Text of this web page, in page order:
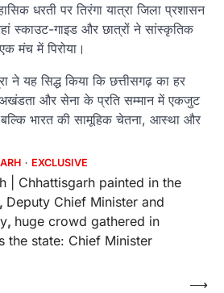
धरती पर तिरंगा यात्रा जिला प्रशासन
स्काउट-गाइड और छात्रों ने सांस्कृतिक
मंच में पिरोया।
ने यह सिद्ध किया कि छत्तीसगढ़ का हर
अखंडता और सेना के प्रति सम्मान में एकजुट
भारत की सामूहिक चेतना, आस्था और
EXCLUSIVE
| Chhattisgarh painted in the
, Deputy Chief Minister and
, huge crowd gathered in
the state: Chief Minister
⟶